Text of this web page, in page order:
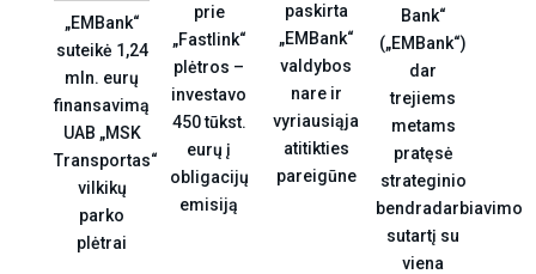
„EMBank“
suteikė 1,24
mln. eurų
finansavimą
UAB „MSK
Transportas“
vilkikų
parko
plėtrai
prie
„Fastlink“
plėtros –
investavo
450 tūkst.
eurų į
obligacijų
emisiją
paskirta
„EMBank“
valdybos
nare ir
vyriausiąja
atitikties
pareigūne
Bank“
(„EMBank“)
dar
trejiems
metams
pratęsė
strateginio
bendradarbiavimo
sutartį su
viena